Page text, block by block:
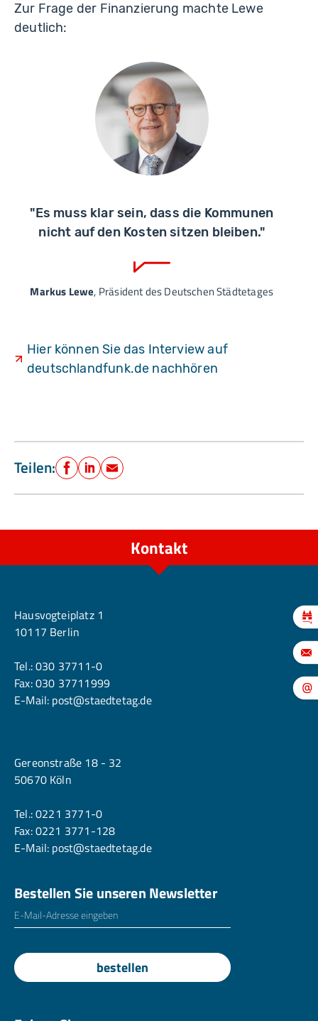
Zur Frage der Finanzierung machte Lewe
deutlich:
"Es muss klar sein, dass die Kommunen
nicht auf den Kosten sitzen bleiben."
Markus Lewe, Präsident des Deutschen Städtetages
Hier können Sie das Interview auf
deutschlandfunk.de nachhören
Teilen: Facebook
LinkedIn
E-Mail
Kontakt
Hausvogteiplatz 1
10117 Berlin
Tel.:030 37711-0
Fax: 030 37711999
E-Mail: post@staedtetag.de
Gereonstraße 18 - 32
50670 Köln
Tel.:0221 3771-0
Fax: 0221 3771-128
E-Mail: post@staedtetag.de
Bestellen Sie unseren Newsletter
E-Mailadresse
bestellen